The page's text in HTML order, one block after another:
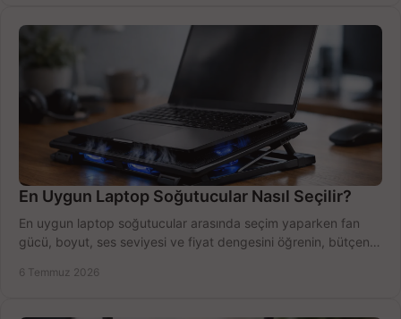
En Uygun Laptop Soğutucular Nasıl Seçilir?
En uygun laptop soğutucular arasında seçim yaparken fan
gücü, boyut, ses seviyesi ve fiyat dengesini öğrenin, bütçenizi
6 Temmuz 2026